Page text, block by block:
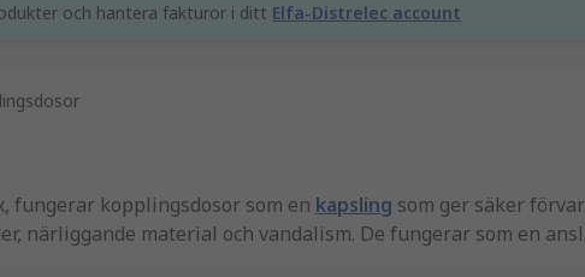
och hantera fakturor i ditt Elfa-Distrelec account
fungerar kopplingsdosor som en kapsling som ger säker
närliggande material och vandalism. De fungerar som en